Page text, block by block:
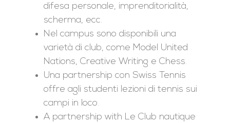
difesa personale, imprenditorialità,
scherma, ecc.
Nel campus sono disponibili una
varietà di club, come Model United
Nations, Creative Writing e Chess.
Una partnership con Swiss Tennis
offre agli studenti lezioni di tennis sui
campi in loco.
A partnership with Le Club nautique